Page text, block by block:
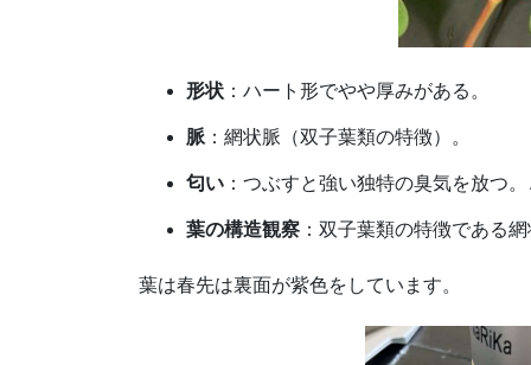
形状 ：ハート形でやや厚みがある。
脈 ：網状脈（双子葉類の特徴）。
匂い ：つぶすと強い独特の臭気を放つ
葉の構造観察 ：双子葉類の特徴である
葉は春先は裏面が紫色をしています。